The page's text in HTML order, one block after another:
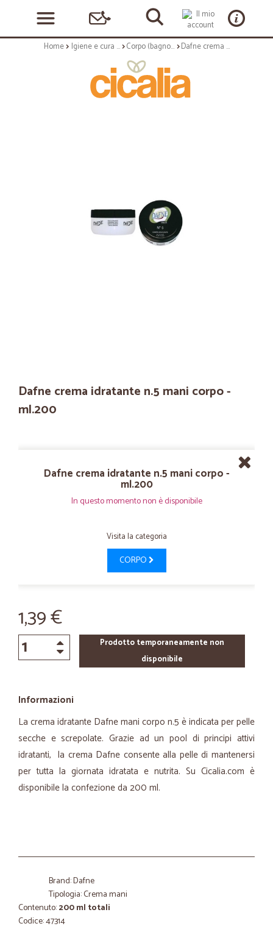
Home Igiene e cura personale Corpo (bagnoschiuma, crema corpo) Dafne crema idratante n.5 mani corpo - ml.200
Dafne crema idratante n.5 mani corpo -
ml.200
Dafne crema idratante n.5 mani corpo -
ml.200
In questo momento non è disponibile
Visita la categoria
CORPO
1,39 €
Prodotto temporaneamente non
disponibile
Informazioni
La crema idratante Dafne mani corpo n.5 è indicata per pelle
secche e screpolate. Grazie ad un pool di principi attivi
idratanti, la crema Dafne consente alla pelle di mantenersi
per tutta la giornata idratata e nutrita. Su Cicalia.com è
disponibile la confezione da 200 ml.
Brand: Dafne
Tipologia: Crema mani
Contenuto:200 ml totali
Codice: 47314